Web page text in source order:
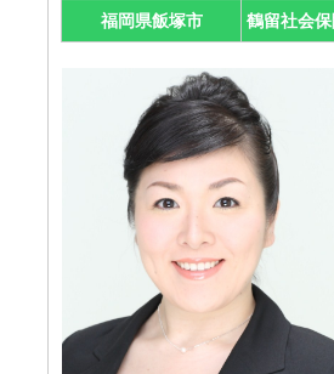
福岡県飯塚市 鶴留社会